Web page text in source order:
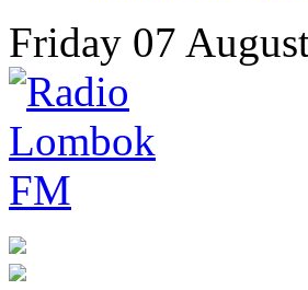
Friday 07